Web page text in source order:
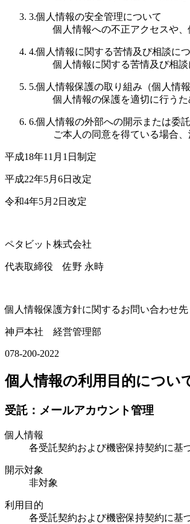
3.個人情報の安全管理について
個人情報への不正アクセスや
4.個人情報に関する苦情及び相談に
個人情報に関する苦情及び相
5.個人情報保護の取り組み（個人情
個人情報の保護を適切に行う
6.個人情報の外部への開示または委
ご本人の同意を得ている場合
平成18年11月1日制定
平成22年5月6日改定
令和4年5月2日改定
ペタビット株式会社
代表取締役佐野 永時
個人情報保護方針に関するお問い合わせ先
神戸本社 経営管理部
078-200-2022
個人情報の利用目的につい
受託：メールアカウント管理
個人情報
各受託契約および機密保持契約に基
開示対象
非対象
利用目的
各受託契約および機密保持契約に基